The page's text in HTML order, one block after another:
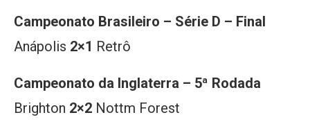
Campeonato Brasileiro – Série D – Final
Anápolis 2×1 Retrô
Campeonato da Inglaterra – 5ª Rodada
Brighton 2×2 Nottm Forest